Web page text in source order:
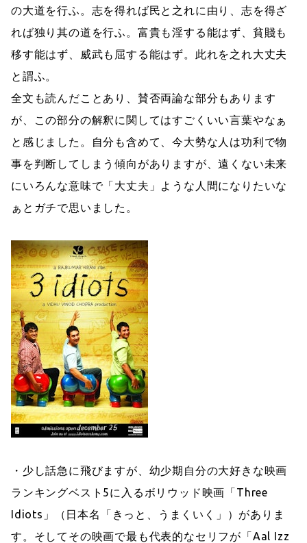
の大道を行ふ。志を得れば民と之れに由り、志を得ざ
れば独り其の道を行ふ。富貴も淫する能はず、貧賤も
移す能はず、威武も屈する能はず。此れを之れ大丈夫
と謂ふ。
全文も読んだことあり、賛否両論な部分もあります
が、この部分の解釈に関してはすごくいい言葉やなぁ
と感じました。自分も含めて、今大勢な人は功利で物
事を判断してしまう傾向がありますが、遠くない未来
にいろんな意味で「大丈夫」ような人間になりたいな
ぁとガチで思いました。
・少し話急に飛びますが、幼少期自分の大好きな映画
ランキングベスト5に入るボリウッド映画「Three
Idiots」（日本名「きっと、うまくいく」）がありま
す。そしてその映画で最も代表的なセリフが「Aal Izz